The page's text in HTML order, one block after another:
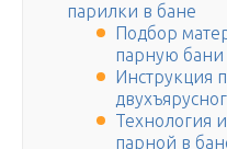
парилки в бане
Подбор
парную бани
Инструкция
Технология
парной в